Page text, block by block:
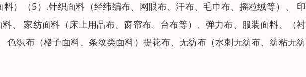
）（5）.针织面料（经纬编布、网眼布、汗布、毛巾布、摇粒绒等）、
料、 家纺面料（床上用品布、窗帘布、台布等）、弹力布、服装面料、（
色织布（格子面料、条纹类面料）提花布、无纺布（水刺无纺布、纺粘无